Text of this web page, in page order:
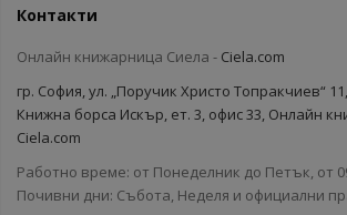
Контакти
Онлайн книжарница Сиела - Ciela.com
гр. София, ул. „Поручик Христо Топракчиев“
Книжна борса Искър, ет. 3, офис 33, Онлайн
Ciela.com
Работно време: от Понеделник до Петък, от
Почивни дни: Събота, Неделя и официални